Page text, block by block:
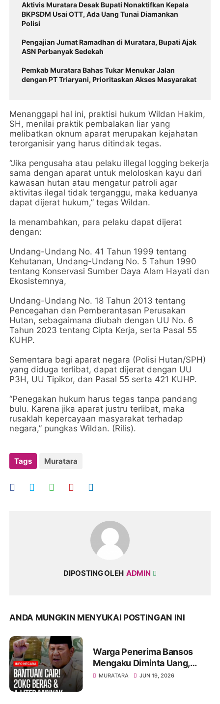
Aktivis Muratara Desak Bupati Nonaktifkan Kepala
BKPSDM Usai OTT, Ada Uang Tunai Diamankan
Polisi
Pengajian Jumat Ramadhan di Muratara, Bupati Ajak
ASN Perbanyak Sedekah
Pemkab Muratara Bahas Tukar Menukar Jalan
dengan PT Triaryani, Prioritaskan Akses Masyarakat
‎Menanggapi hal ini, praktisi hukum Wildan Hakim,
SH, menilai praktik pembalakan liar yang
melibatkan oknum aparat merupakan kejahatan
terorganisir yang harus ditindak tegas.
‎“Jika pengusaha atau pelaku illegal logging bekerja
sama dengan aparat untuk meloloskan kayu dari
kawasan hutan atau mengatur patroli agar
aktivitas ilegal tidak terganggu, maka keduanya
dapat dijerat hukum,” tegas Wildan.
‎Ia menambahkan, para pelaku dapat dijerat
dengan:
‎Undang-Undang No. 41 Tahun 1999 tentang
Kehutanan, Undang-Undang No. 5 Tahun 1990
tentang Konservasi Sumber Daya Alam Hayati dan
Ekosistemnya,
‎Undang-Undang No. 18 Tahun 2013 tentang
Pencegahan dan Pemberantasan Perusakan
Hutan, sebagaimana diubah dengan UU No. 6
Tahun 2023 tentang Cipta Kerja, serta Pasal 55
KUHP.
‎Sementara bagi aparat negara (Polisi Hutan/SPH)
yang diduga terlibat, dapat dijerat dengan UU
P3H, UU Tipikor, dan Pasal 55 serta 421 KUHP.
‎“Penegakan hukum harus tegas tanpa pandang
bulu. Karena jika aparat justru terlibat, maka
rusaklah kepercayaan masyarakat terhadap
negara,” pungkas Wildan. (Rilis).
Tags Muratara
DIPOSTING OLEH ADMIN
ANDA MUNGKIN MENYUKAI POSTINGAN INI
Warga Penerima Bansos
Mengaku Diminta Uang,
Dugaan Pungli Mengemuka
MURATARA JUN 19, 2026